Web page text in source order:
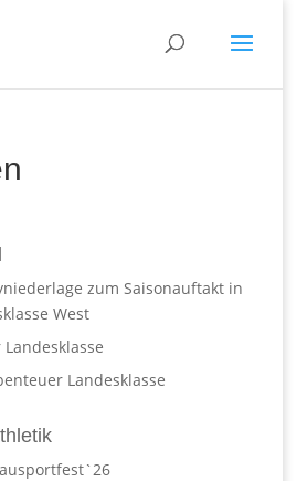
zum Saisonauftakt in
West
Landesklasse